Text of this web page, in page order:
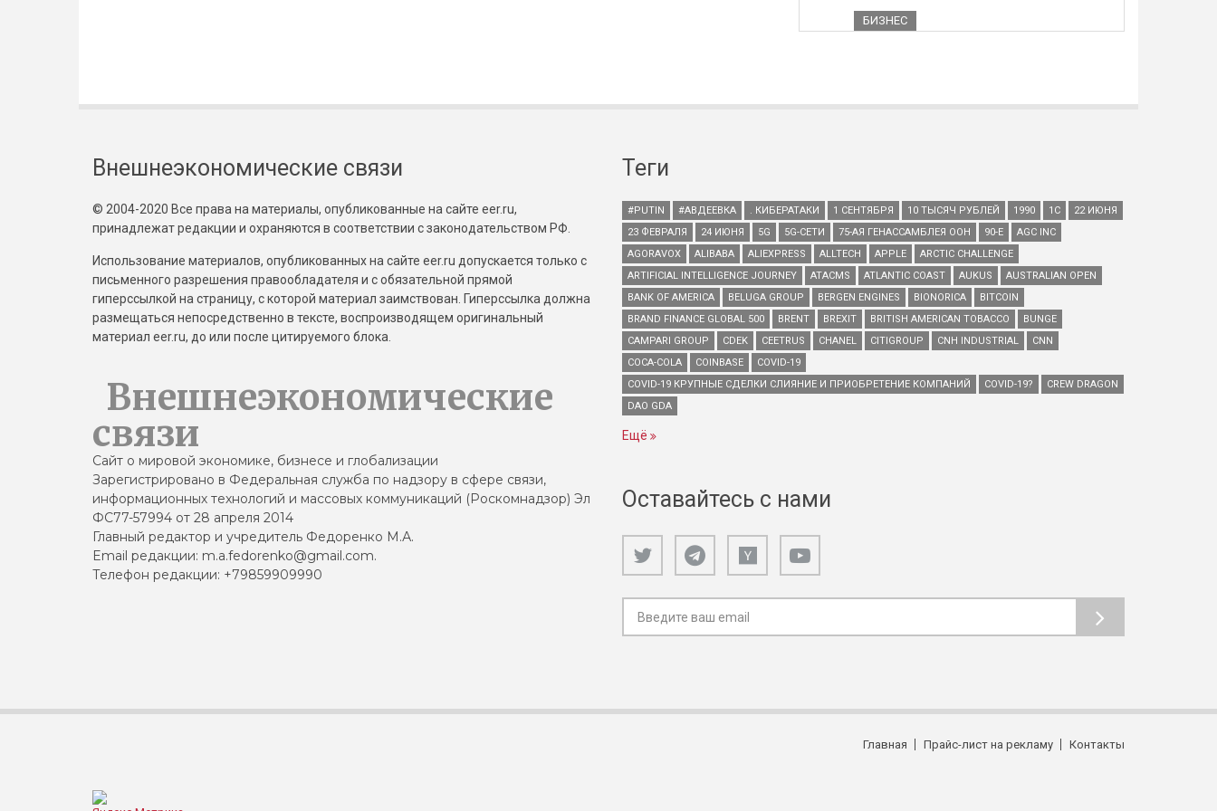
БИЗНЕС
Внешнеэкономические связи
© 2004-2020 Все права на материалы, опубликованные на сайте eer.ru,
принадлежат редакции и охраняются в соответствии с законодательством РФ.
Использование материалов, опубликованных на сайте eer.ru допускается только с
письменного разрешения правообладателя и с обязательной прямой
гиперссылкой на страницу, с которой материал заимствован. Гиперссылка должна
размещаться непосредственно в тексте, воспроизводящем оригинальный
материал eer.ru, до или после цитируемого блока.
Внешнеэкономические
связи
Сайт о мировой экономике, бизнесе и глобализации
Зарегистрировано в Федеральная служба по надзору в сфере связи,
информационных технологий и массовых коммуникаций (Роскомнадзор) Эл
ФС77-57994 от 28 апреля 2014
Главный редактор и учредитель Федоренко М.А.
Email редакции: m.a.fedorenko@gmail.com.
Телефон редакции: +79859909990
Теги
#PUTIN #АВДЕЕВКА . КИБЕРАТАКИ 1 СЕНТЯБРЯ 10 ТЫСЯЧ РУБЛЕЙ 1990 1С
22 ИЮНЯ
23 ФЕВРАЛЯ
24 ИЮНЯ 5G 5G-СЕТИ 75-АЯ ГЕНАССАМБЛЕЯ ООН 90-Е
AGC INC
AGORAVOX
ALIBABA ALIEXPRESS ALLTECH APPLE
ARCTIC CHALLENGE
ARTIFICIAL INTELLIGENCE JOURNEY
ATACMS ATLANTIC COAST AUKUS
AUSTRALIAN OPEN
BANK OF AMERICA
BELUGA GROUP BERGEN ENGINES BIONORICA
BITCOIN
BRAND FINANCE GLOBAL 500
BRENT BREXIT BRITISH AMERICAN TOBACCO
BUNGE
CAMPARI GROUP
CDEK CEETRUS CHANEL CITIGROUP CNH INDUSTRIAL
CNN
COCA-COLA
COINBASE
COVID-19
COVID-19 КРУПНЫЕ СДЕЛКИ СЛИЯНИЕ И ПРИОБРЕТЕНИЕ КОМПАНИЙ
COVID-19?
CREW DRAGON
DAO GDA
Ещё
Оставайтесь с нами
Главная Прайс-лист на рекламу Контакты